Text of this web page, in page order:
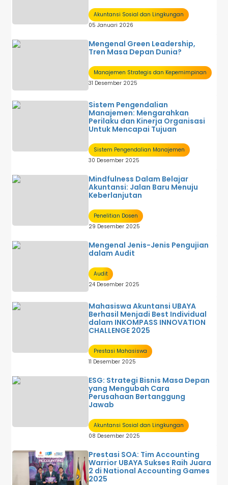
Akuntansi Sosial dan Lingkungan
05 Januari 2026
Mengenal Green Leadership,
Tren Masa Depan Dunia?
Manajemen Strategis dan Kepemimpinan
31 Desember 2025
Sistem Pengendalian
Manajemen: Mengarahkan
Perilaku dan Kinerja Organisasi
Untuk Mencapai Tujuan
Sistem Pengendalian Manajemen
30 Desember 2025
Mindfulness Dalam Belajar
Akuntansi: Jalan Baru Menuju
Keberlanjutan
Penelitian Dosen
29 Desember 2025
Mengenal Jenis-Jenis Pengujian
dalam Audit
Audit
24 Desember 2025
Mahasiswa Akuntansi UBAYA
Berhasil Menjadi Best Individual
dalam INKOMPASS INNOVATION
CHALLENGE 2025
Prestasi Mahasiswa
11 Desember 2025
ESG: Strategi Bisnis Masa Depan
yang Mengubah Cara
Perusahaan Bertanggung
Jawab
Akuntansi Sosial dan Lingkungan
08 Desember 2025
Prestasi SOA: Tim Accounting
Warrior UBAYA Sukses Raih Juara
2 di National Accounting Games
2025